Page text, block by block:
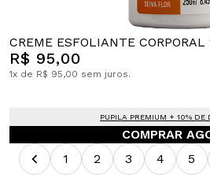
CREME ESFOLIANTE
R$ 95,00
1x de R$ 95,00 sem juros.
PUPILA PREMIUM + 10% DE
COMPRAR
1
2 3 4 5